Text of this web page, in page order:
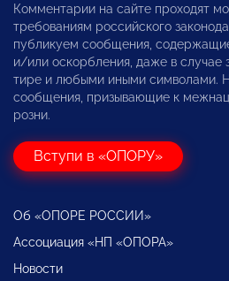
Комментарии на сайте проходят
требованиям российского
публикуем сообщения,
и/или оскорбления, даже в случае
тире и любыми иными символами.
сообщения, призывающие к
розни.
Вступи в «ОПОРУ»
Об «ОПОРЕ РОССИИ»
Ассоциация «НП «ОПОРА»
Новости